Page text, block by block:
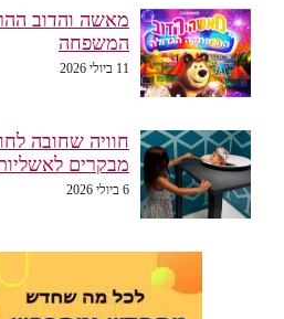
מאשה והדוב
המשפחה
11 ביולי 2026
חוויה שחובה לחוות
מבקרים לאשליות
6 ביולי 2026